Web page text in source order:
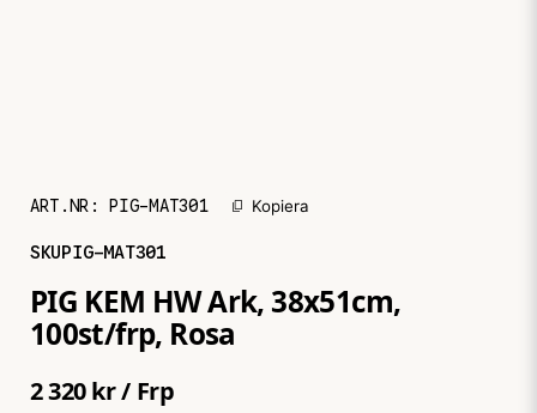
ART.NR:PIG-MAT301 Kopiera
SKUPIG-MAT301
PIG KEM HW Ark, 38x51cm,
100st/frp, Rosa
2 320 kr/ Frp